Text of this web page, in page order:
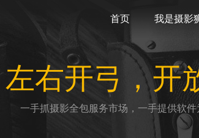
首页 我是摄影
左右开弓，开
一手抓摄影全包服务市场，一手提供软